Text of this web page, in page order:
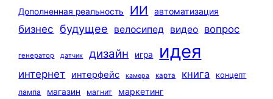
Дополненная реальность ИИ автоматизация
бизнес будущее велосипед видео вопрос
генератор датчик дизайн игра идея
интернет интерфейс камера карта книга
концепт
лампа
магазин магнит
маркетинг